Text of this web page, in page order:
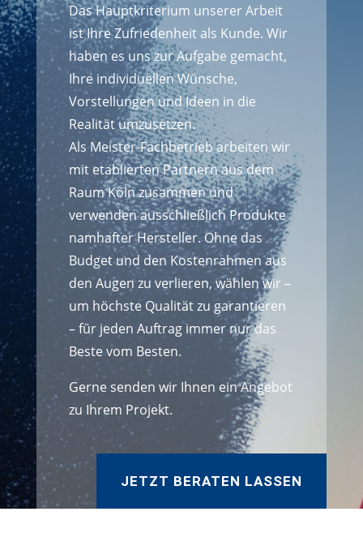
Das Hauptkriterium unserer Arbeit
ist Ihre Zufriedenheit als Kunde. Wir
haben es uns zur Aufgabe gemacht,
Ihre individuellen Wünsche,
Vorstellungen und Ideen in die
Realität umzusetzen.
Als Meister-Fachbetrieb arbeiten wir
mit etablierten Partnern aus dem
Raum Köln zusammen und
verwenden ausschließlich Produkte
namhafter Hersteller. Ohne das
Budget und den Kostenrahmen aus
den Augen zu verlieren, wählen wir –
um höchste Qualität zu garantieren
– für jeden Auftrag immer nur das
Beste vom Besten.
Gerne senden wir Ihnen ein Angebot
zu Ihrem Projekt.
JETZT BERATEN LASSEN